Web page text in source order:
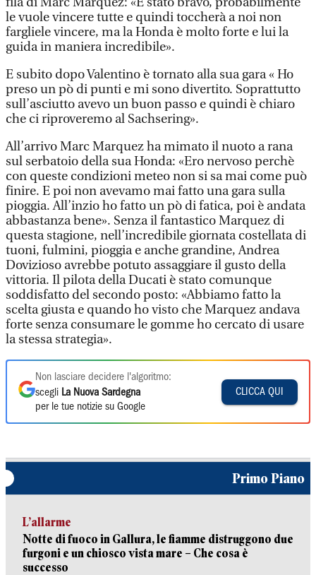
le vuole vincere tutte e quindi toccherà a noi non
fargliele vincere, ma la Honda è molto forte e lui la
guida in maniera incredibile».
E subito dopo Valentino è tornato alla sua gara « Ho
preso un pò di punti e mi sono divertito. Soprattutto
sull’asciutto avevo un buon passo e quindi è chiaro
che ci riproveremo al Sachsering».
All’arrivo Marc Marquez ha mimato il nuoto a rana
sul serbatoio della sua Honda: «Ero nervoso perchè
con queste condizioni meteo non si sa mai come può
finire. E poi non avevamo mai fatto una gara sulla
pioggia. All’inzio ho fatto un pò di fatica, poi è andata
abbastanza bene». Senza il fantastico Marquez di
questa stagione, nell’incredibile giornata costellata di
tuoni, fulmini, pioggia e anche grandine, Andrea
Dovizioso avrebbe potuto assaggiare il gusto della
vittoria. Il pilota della Ducati è stato comunque
soddisfatto del secondo posto: «Abbiamo fatto la
scelta giusta e quando ho visto che Marquez andava
forte senza consumare le gomme ho cercato di usare
la stessa strategia».
Non lasciare decidere l'algoritmo:
scegli La Nuova Sardegna
per le tue notizie su Google
CLICCA QUI
Primo Piano
L’allarme
Notte di fuoco in Gallura, le fiamme distruggono due
furgoni e un chiosco vista mare – Che cosa è
successo